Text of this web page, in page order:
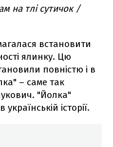
на тлі сутичок /
встановити
ялинку. Цю
повністю і в
– саме так
"Йолка"
історії.